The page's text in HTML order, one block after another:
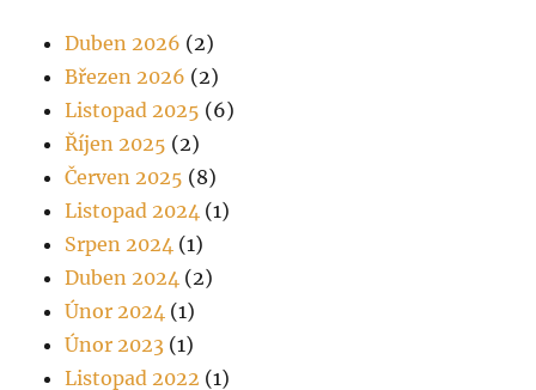
Duben 2026 (2)
Březen 2026 (2)
Listopad 2025 (6)
Říjen 2025 (2)
Červen 2025 (8)
Listopad 2024 (1)
Srpen 2024 (1)
Duben 2024 (2)
Únor 2024 (1)
Únor 2023 (1)
Listopad 2022 (1)